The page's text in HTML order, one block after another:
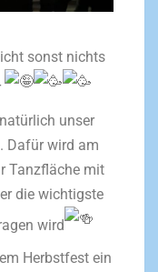
sonst nichts
unser
Dafür wird am
Tanzfläche mit
die wichtigste
wird
Herbstfest ein